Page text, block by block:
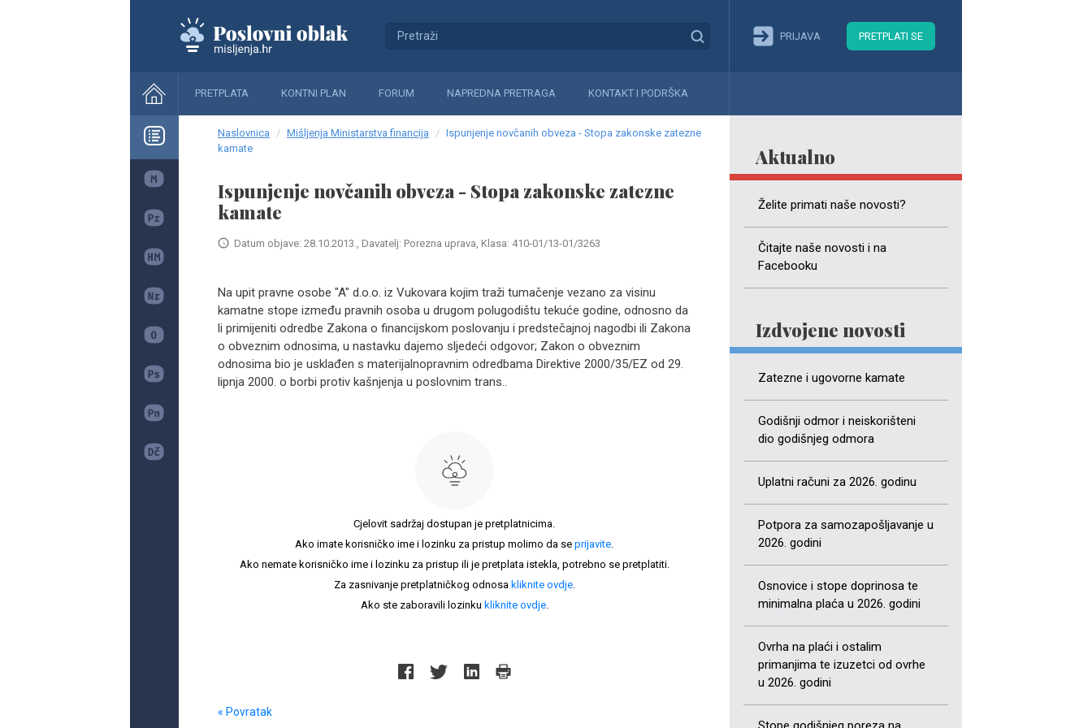
PRIJAVA PRETPLATI SE
PRETPLATA KONTNI PLAN FORUM NAPREDNA PRETRAGA KONTAKT I PODRŠKA
Aktualno
Želite primati naše novosti?
Čitajte naše novosti i na
Facebooku
Izdvojene novosti
Zatezne i ugovorne kamate
Godišnji odmor i neiskorišteni
dio godišnjeg odmora
Uplatni računi za 2026. godinu
Potpora za samozapošljavanje u
2026. godini
Osnovice i stope doprinosa te
minimalna plaća u 2026. godini
Ovrha na plaći i ostalim
primanjima te izuzetci od ovrhe
u 2026. godini
Naslovnica Mišljenja Ministarstva financija
Ispunjenje novčanih obveza - Stopa zakonske zatezne
kamate
Ispunjenje novčanih obveza - Stopa zakonske zatezne
kamate
Datum objave: 28.10.2013., Davatelj: Porezna uprava, Klasa: 410-01/13-01/3263
Na upit pravne osobe "A" d.o.o. iz Vukovara kojim traži tumačenje vezano za visinu
kamatne stope između pravnih osoba u drugom polugodištu tekuće godine, odnosno da
li primijeniti odredbe Zakona o financijskom poslovanju i predstečajnoj nagodbi ili Zakona
o obveznim odnosima, u nastavku dajemo sljedeći odgovor; Zakon o obveznim
odnosima bio je usklađen s materijalnopravnim odredbama Direktive 2000/35/EZ od 29.
lipnja 2000. o borbi protiv kašnjenja u poslovnim trans..
Cjelovit sadržaj dostupan je pretplatnicima.
Ako imate korisničko ime i lozinku za pristup molimo da se prijavite.
Ako nemate korisničko ime i lozinku za pristup ili je pretplata istekla, potrebno se pretplatiti.
Za zasnivanje pretplatničkog odnosa kliknite ovdje.
Ako ste zaboravili lozinku kliknite ovdje.
« Povratak